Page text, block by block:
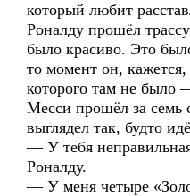
который любит
Роналду прошёл
было красиво. Это
то момент он,
которого там не было
Месси прошёл за семь
выглядел так, будто
— У тебя
Роналду.
— У меня четыре